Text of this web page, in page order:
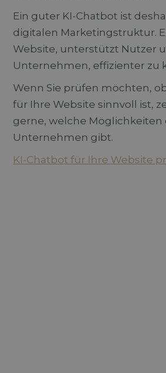
Ein guter KI-Chatbot ist
digitalen Marketingstruktur.
Website, unterstützt Nutzer
Unternehmen, effizienter zu
Wenn Sie prüfen möchten,
für Ihre Website sinnvoll ist,
gerne, welche Möglichkeiten
Unternehmen gibt.
KI-Chatbot für Ihre Website